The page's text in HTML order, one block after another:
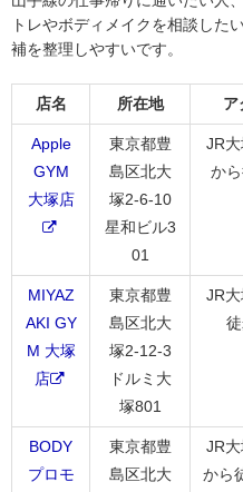
トレやボディメイクを相談した
補を整理しやすいです。
店名 所在地 ア
Apple
GYM
大塚店
東京都豊
島区北大
塚2-6-10
星和ビル3
01
JR
か
MIYAZ
AKI GY
M 大塚
店
東京都豊
島区北大
塚2-12-3
ドルミ大
塚801
JR
BODY
プロモ
東京都豊
島区北大
JR
から